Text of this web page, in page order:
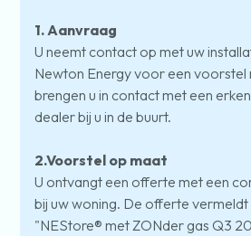
1. Aanvraag
U neemt contact op met uw
Newton Energy voor een voorstel
brengen u in contact met een
dealer bij u in de buurt.
2.Voorstel op maat
U ontvangt een offerte met een
bij uw woning. De offerte vermeldt
"NEStore® met ZONder gas Q3